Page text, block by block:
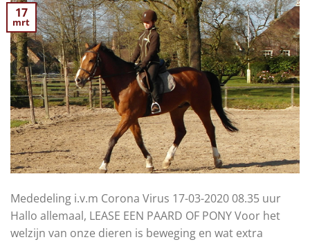
17
mrt
Mededeling i.v.m Corona Virus 17-03-2020 08.35 uur
Hallo allemaal, LEASE EEN PAARD OF PONY Voor het
welzijn van onze dieren is beweging en wat extra